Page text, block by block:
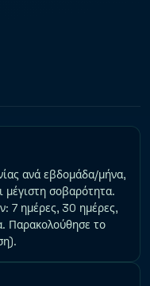
ανά εβδομάδα/μήνα,
μέγιστη σοβαρότητα.
7 ημέρες, 30 ημέρες,
Παρακολούθησε το